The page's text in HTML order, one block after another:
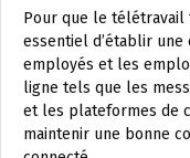
Pour que le télétravail
essentiel d’établir
employés et les
ligne tels que les
et les plateformes de
maintenir une bonne